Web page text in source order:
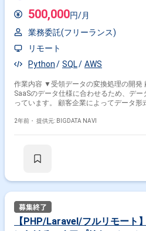
500,000円/月
業務委託(フリーランス)
リモート
Python
SQL AWS
作業内容 ▼受領データの変換処理の開発
SaaSのデータ仕様に合わせるため、デ
っています。 顧客企業によってデータ形
装、テスト、リリースまでを担当頂きま
め、顧客システムにデータを送信する開
Watch ・ツール： GitHub、Jira、Slack
2年前・ 提供元: BIGDATA NAVI
【PHP/Laravel/フルリモート